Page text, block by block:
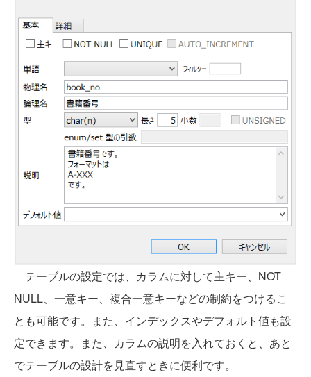
テーブルの設定では、カラムに対して主キー、NOT
NULL、一意キー、複合一意キーなどの制約をつけるこ
とも可能です。また、インデックスやデフォルト値も設
定できます。また、カラムの説明を入れておくと、あと
でテーブルの設計を見直すときに便利です。